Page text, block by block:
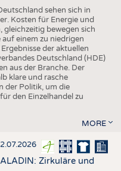
sehen sich in
Kosten für Energie und
gleichzeitig bewegen sich
einem zu niedrigen
der aktuellen
Deutschland (HDE)
aus der Branche. Der
klare und rasche
der Politik, um die
den Einzelhandel zu
MORE
Zirkuläre und